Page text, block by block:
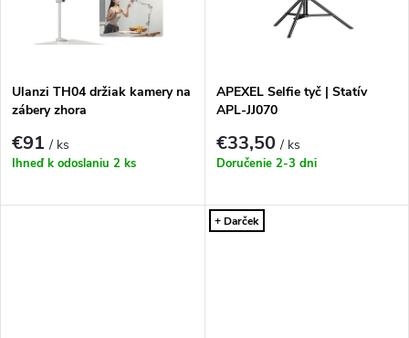
t
o
v
t
o
v
Ulanzi TH04 držiak kamery na
zábery zhora
€91/ ks
Ihneď k odoslaniu 2 ks
APEXEL Selfie tyč | Statív
APL-JJ070
€33,50/ ks
Doručenie 2-3 dni